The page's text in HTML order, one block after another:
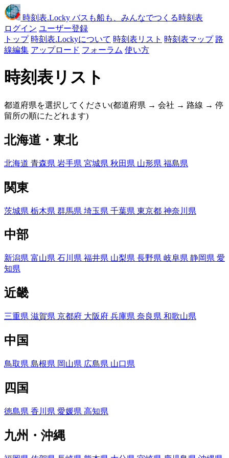
時刻表.Locky バスも船も、みんなでつくる時刻表
ログイン ユーザー登録
トップ 時刻表.Lockyについて 時刻表リスト 時刻表マップ 路
線編集 アップロード フォーラム 使い方
時刻表リスト
都道府県を選択してください(都道府県 → 会社 → 路線 → 停
留所の順にたどれます)
北海道・東北
北海道 青森県 岩手県 宮城県 秋田県 山形県 福島県
関東
茨城県 栃木県 群馬県 埼玉県 千葉県 東京都 神奈川県
中部
新潟県 富山県 石川県 福井県 山梨県 長野県 岐阜県 静岡県 愛
知県
近畿
三重県 滋賀県 京都府 大阪府 兵庫県 奈良県 和歌山県
中国
鳥取県 島根県 岡山県 広島県 山口県
四国
徳島県 香川県 愛媛県 高知県
九州・沖縄